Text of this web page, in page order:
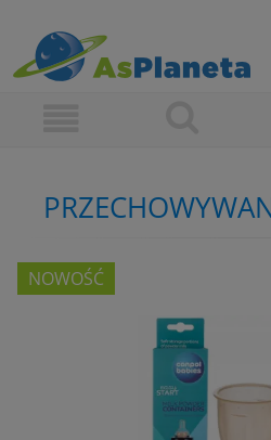
NOWOŚĆ